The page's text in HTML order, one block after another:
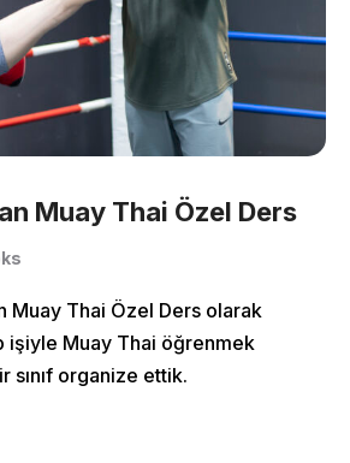
Muay Thai Özel Ders
Muay Thai Özel Ders olarak
işiyle Muay Thai öğrenmek
sınıf organize ettik.
Classes
Shop